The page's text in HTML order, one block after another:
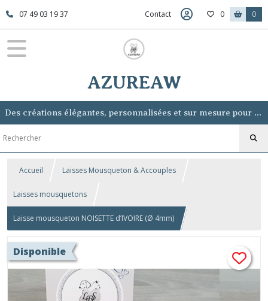
07 49 03 19 37 Contact 0 0
AZUREAW
Des créations élégantes, personnalisées et sur mesure pour sublimer votre chien, sans lui voler la vedette.
Accueil Laisses Mousqueton & Accouples
Laisses mousquetons
Laisse mousqueton NOISETTE d’IVOIRE (Ø 4mm)
Disponible